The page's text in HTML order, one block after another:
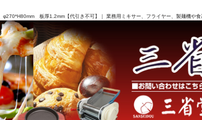
板厚1.2mm【代引き不可】｜ 業務用ミキサー、フライヤー、製麺機や食